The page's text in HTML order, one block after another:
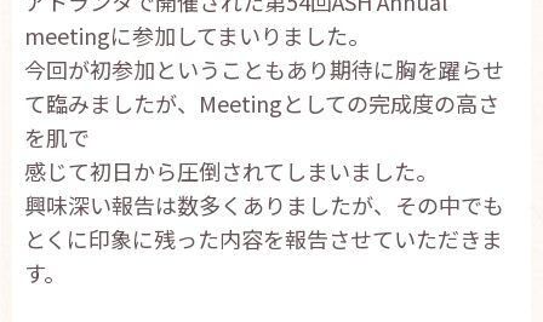
会員ページ
お問い合わせ
meetingに参加してまいりました。
今回が初参加ということもあり期待に胸を躍らせ
て臨みましたが、Meetingとしての完成度の高さ
を肌で
感じて初日から圧倒されてしまいました。
興味深い報告は数多くありましたが、その中でも
とくに印象に残った内容を報告させていただきま
す。